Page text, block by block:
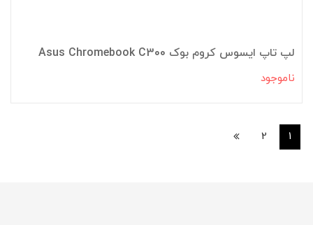
لپ تاپ ایسوس کروم بوک Asus Chromebook C300
ناموجود
1
2